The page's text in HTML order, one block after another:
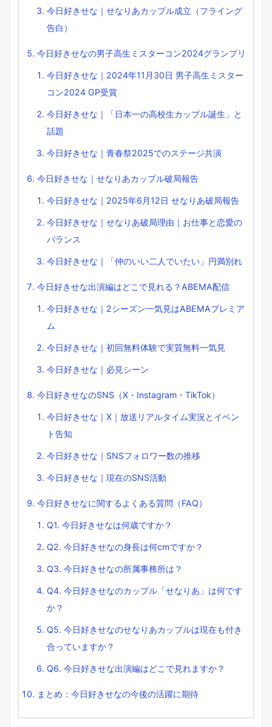
今日好きせな｜せなりあカップル成立（フライング
告白）
今日好きせなの男子高生ミスターコン2024グランプリ
今日好きせな｜2024年11月30日 男子高生ミスター
コン2024 GP受賞
今日好きせな｜「日本一の高校生カップル誕生」と
話題
今日好きせな｜青春祭2025でのステージ共演
今日好きせな｜せなりあカップル破局報告
今日好きせな｜2025年6月12日 せなりあ破局報告
今日好きせな｜せなりあ破局理由｜お仕事と恋愛の
バランス
今日好きせな｜「仲のいい二人でいたい」円満別れ
今日好きせな出演編はどこで見れる？ABEMA配信
今日好きせな｜2シーズン一気見はABEMAプレミア
ム
今日好きせな｜初回無料体験で実質無料一気見
今日好きせな｜必見シーン
今日好きせなのSNS（X・Instagram・TikTok）
今日好きせな｜X｜放送リアルタイム実況とイベン
ト告知
今日好きせな｜SNSフォロワー数の推移
今日好きせな｜現在のSNS活動
今日好きせなに関するよくある質問（FAQ）
Q1. 今日好きせなは何歳ですか？
Q2. 今日好きせなの身長は何cmですか？
Q3. 今日好きせなの所属事務所は？
Q4. 今日好きせなのカップル「せなりあ」は何です
か？
Q5. 今日好きせなのせなりあカップルは現在も付き
合っていますか？
Q6. 今日好きせな出演編はどこで見れますか？
まとめ：今日好きせなの今後の活躍に期待